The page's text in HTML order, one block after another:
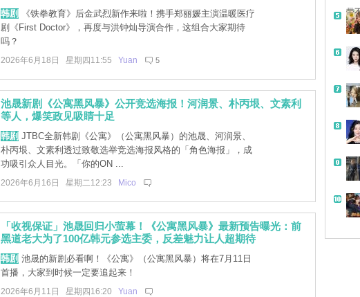
韩剧 《铁拳教育》后金武烈新作来啦！携手郑丽媛主演温暖医疗
剧《First Doctor》，再度与洪钟灿导演合作，这组合大家期待
吗？
2026年6月18日 星期四11:55 Yuan 5
池晟新剧《公寓黑风暴》公开竞选海报！河润景、朴丙垠、文素利
等人，爆笑政见吸睛十足
韩剧 JTBC全新韩剧《公寓》（公寓黑风暴）的池晟、河润景、
朴丙垠、文素利透过致敬选举竞选海报风格的「角色海报」，成
功吸引众人目光。「你的ON ...
2026年6月16日 星期二12:23 Mico
「收视保证」池晟回归小萤幕！《公寓黑风暴》最新预告曝光：前
黑道老大为了100亿韩元参选主委，反差魅力让人超期待
韩剧 池晟的新剧必看啊！《公寓》（公寓黑风暴）将在7月11日
首播，大家到时候一定要追起来！
2026年6月11日 星期四16:20 Yuan
带